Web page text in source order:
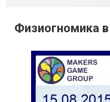
Физиогномика